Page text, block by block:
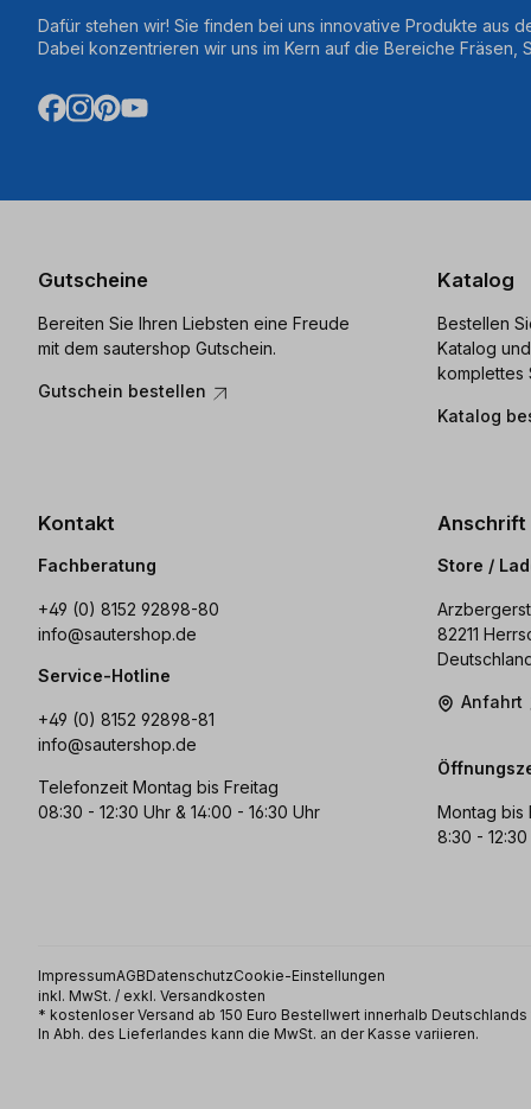
Dafür stehen wir! Sie finden bei uns innovative Produkte aus
Dabei konzentrieren wir uns im Kern auf die Bereiche Fräsen,
Gutscheine
Bereiten Sie Ihren Liebsten eine Freude
mit dem sautershop Gutschein.
Gutschein bestellen
Katalog
Bestellen
Katalog
komplettes
Katalog
Kontakt
Fachberatung
+49 (0) 8152 92898-80
info@sautershop.de
Service-Hotline
+49 (0) 8152 92898-81
info@sautershop.de
Telefonzeit Montag bis Freitag
08:30 - 12:30 Uhr & 14:00 - 16:30 Uhr
Anschrift
Store /
82211
Anfahrt
Montag bis
8:30 -
ImpressumAGBDatenschutzCookie-Einstellungen
inkl. MwSt. / exkl. Versandkosten
* kostenloser Versand ab 150 Euro Bestellwert innerhalb
In Abh. des Lieferlandes kann die MwSt. an der Kasse variieren.